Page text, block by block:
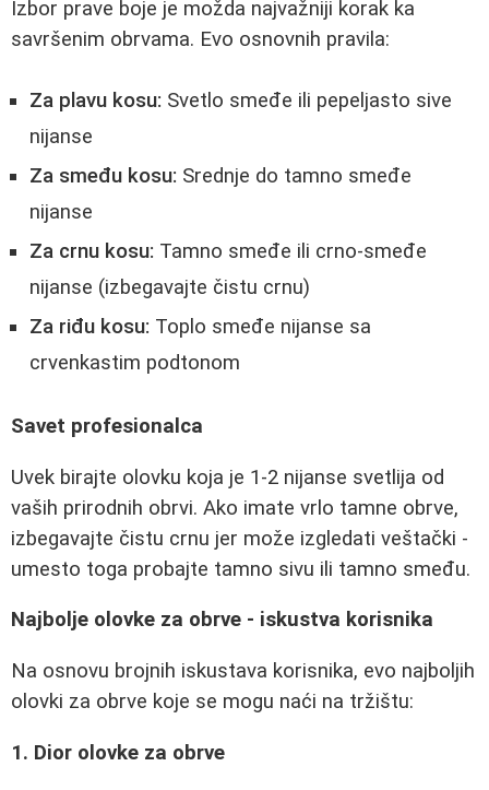
Izbor prave boje je možda najvažniji korak ka
savršenim obrvama. Evo osnovnih pravila:
Za plavu kosu: Svetlo smeđe ili pepeljasto sive
nijanse
Za smeđu kosu: Srednje do tamno smeđe
nijanse
Za crnu kosu: Tamno smeđe ili crno-smeđe
nijanse (izbegavajte čistu crnu)
Za riđu kosu: Toplo smeđe nijanse sa
crvenkastim podtonom
Savet profesionalca
Uvek birajte olovku koja je 1-2 nijanse svetlija od
vaših prirodnih obrvi. Ako imate vrlo tamne obrve,
izbegavajte čistu crnu jer može izgledati veštački -
umesto toga probajte tamno sivu ili tamno smeđu.
Najbolje olovke za obrve - iskustva korisnika
Na osnovu brojnih iskustava korisnika, evo najboljih
olovki za obrve koje se mogu naći na tržištu:
1. Dior olovke za obrve